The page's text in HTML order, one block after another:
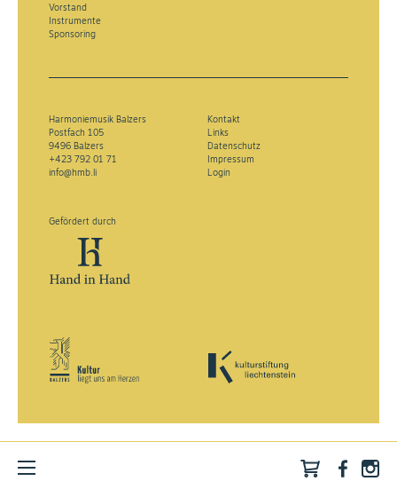
Vorstand
Instrumente
Sponsoring
Harmoniemusik Balzers
Postfach 105
9496 Balzers
+423 792 01 71
info@hmb.li
Kontakt
Links
Datenschutz
Impressum
Login
Gefördert durch